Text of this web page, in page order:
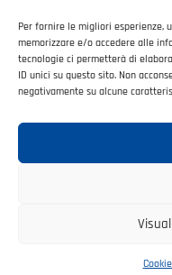
Per fornire le migliori esperienze,
memorizzare e/o accedere alle
tecnologie ci permetterà di
ID unici su questo sito. Non
negativamente su alcune
Mail:
Mail:info@technix.it
PEC:
© 2021 Technix S.P.A. |